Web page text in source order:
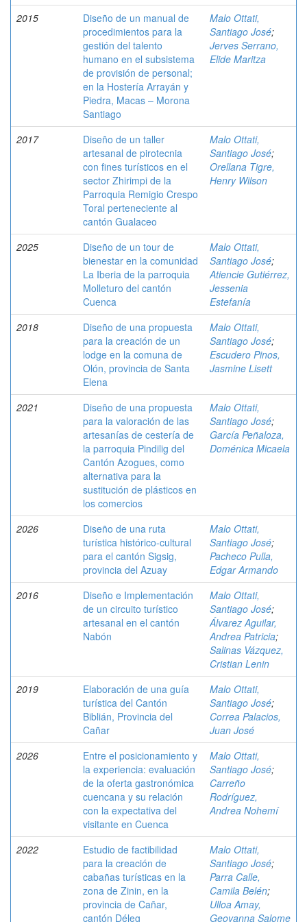
2015
Diseño de un manual de
procedimientos para la
gestión del talento
humano en el subsistema
de provisión de personal;
en la Hostería Arrayán y
Piedra, Macas – Morona
Santiago
Malo Ottati,
Santiago José;
Jerves Serrano,
Elide Maritza
2017
Diseño de un taller
artesanal de pirotecnia
con fines turísticos en el
sector Zhirimpi de la
Parroquia Remigio Crespo
Toral perteneciente al
cantón Gualaceo
Malo Ottati,
Santiago José;
Orellana Tigre,
Henry Wilson
2025
Diseño de un tour de
bienestar en la comunidad
La Iberia de la parroquia
Molleturo del cantón
Cuenca
Malo Ottati,
Santiago José;
Atiencie Gutiérrez,
Jessenia
Estefanía
2018
Diseño de una propuesta
para la creación de un
lodge en la comuna de
Olón, provincia de Santa
Elena
Malo Ottati,
Santiago José;
Escudero Pinos,
Jasmine Lisett
2021
Diseño de una propuesta
para la valoración de las
artesanías de cestería de
la parroquia Pindilig del
Cantón Azogues, como
alternativa para la
sustitución de plásticos en
los comercios
Malo Ottati,
Santiago José;
García Peñaloza,
Doménica Micaela
2026
Diseño de una ruta
turística histórico-cultural
para el cantón Sigsig,
provincia del Azuay
Malo Ottati,
Santiago José;
Pacheco Pulla,
Edgar Armando
2016
Diseño e Implementación
de un circuito turístico
artesanal en el cantón
Nabón
Malo Ottati,
Santiago José;
Álvarez Aguilar,
Andrea Patricia;
Salinas Vázquez,
Cristian Lenin
2019
Elaboración de una guía
turística del Cantón
Biblián, Provincia del
Cañar
Malo Ottati,
Santiago José;
Correa Palacios,
Juan José
2026
Entre el posicionamiento y
la experiencia: evaluación
de la oferta gastronómica
cuencana y su relación
con la expectativa del
visitante en Cuenca
Malo Ottati,
Santiago José;
Carreño
Rodríguez,
Andrea Nohemí
2022
Estudio de factibilidad
para la creación de
cabañas turísticas en la
zona de Zinin, en la
provincia de Cañar,
cantón Déleg
Malo Ottati,
Santiago José;
Parra Calle,
Camila Belén;
Ulloa Amay,
Geovanna Salome